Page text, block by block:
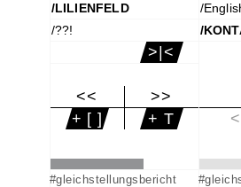
/LILIENFELD
/
/??!
/
>|<
<<
>>
+ [ ]
+ T
<
#gleichstellungsbericht